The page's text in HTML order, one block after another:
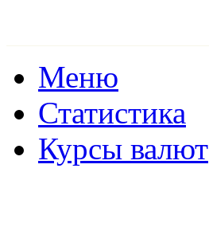
Меню
Статистика
Курсы валют